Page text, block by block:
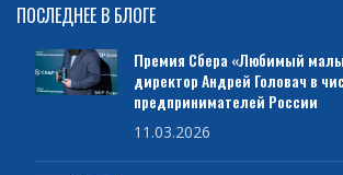
ПОСЛЕДНЕЕ В БЛОГЕ
Премия Сбера «Любимый
директор Андрей Головач в
предпринимателей России
11.03.2026